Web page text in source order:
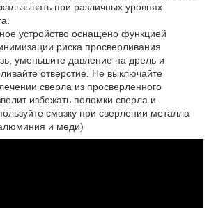
при различных уровнях
устройство оснащено функцией
риска просверливания
уменьшите давление на дрель и
отверстие. Не выключайте
сверла из просверленного
избежать поломки сверла и
смазку при сверлении металла
и меди)